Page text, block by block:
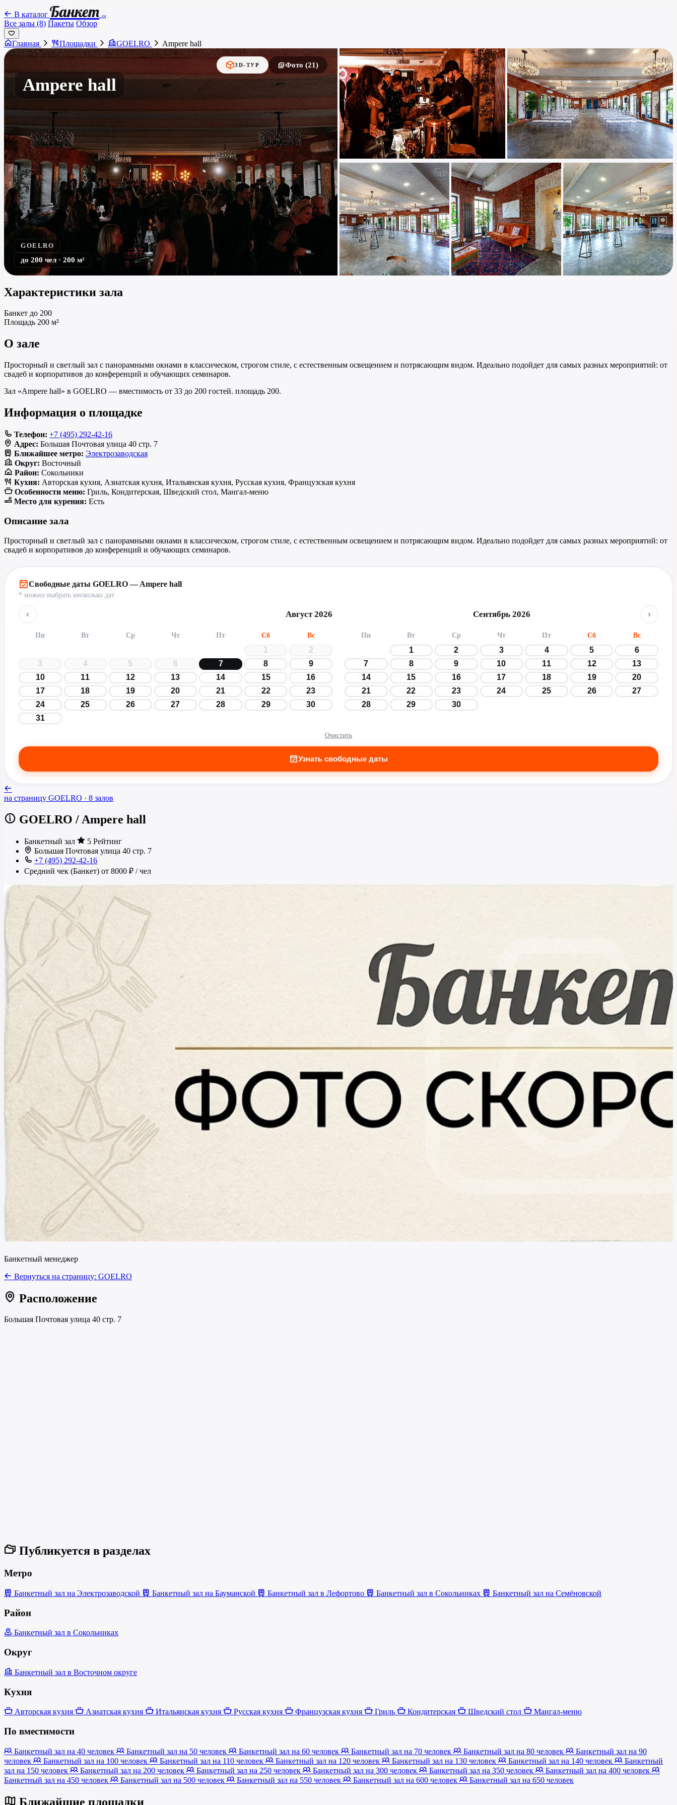
В каталог Банкет .ru
Все залы (8) Пакеты Обзор
Главная Площадки GOELRO Ampere hall
Ampere hall
3D-ТУР Фото (21)
GOELRO
до 200 чел · 200 м²
Характеристики зала
Банкет до 200
Площадь 200 м²
О зале
Просторный и светлый зал с панорамными окнами в классическом, строгом стиле, с естественным освещением и потрясающим видом. Идеально подойдет для самых разных мероприятий: от
свадеб и корпоративов до конференций и обучающих семинаров.
Зал «Ampere hall» в GOELRO — вместимость от 33 до 200 гостей. площадь 200.
Информация о площадке
Телефон: +7 (495) 292-42-16
Адрес: Большая Почтовая улица 40 стр. 7
Ближайшее метро: Электрозаводская
Округ: Восточный
Район: Сокольники
Кухня: Авторская кухня, Азиатская кухня, Итальянская кухня, Русская кухня, Французская кухня
Особенности меню: Гриль, Кондитерская, Шведский стол, Мангал-меню
Место для курения: Есть
Описание зала
Просторный и светлый зал с панорамными окнами в классическом, строгом стиле, с естественным освещением и потрясающим видом. Идеально подойдет для самых разных мероприятий: от
свадеб и корпоративов до конференций и обучающих семинаров.
Свободные даты GOELRO — Ampere hall
* можно выбрать несколько дат
‹ Август 2026
Пн Вт Ср Чт Пт Сб Вс
1
2
3
4 5 6 7 8
9
10
11 12 13 14 15
16
17
18 19 20 21 22
23
24
25 26 27 28 29
30
31
Сентябрь 2026 ›
Пн Вт Ср Чт Пт Сб Вс
1 2 3 4 5
6
7
8 9 10 11 12
13
14
15 16 17 18 19
20
21
22 23 24 25 26
27
28
29 30
Очистить
Узнать свободные даты
на страницу GOELRO · 8 залов
GOELRO /Ampere hall
Банкетный зал
5 Рейтинг
Большая Почтовая улица 40 стр. 7
+7 (495) 292-42-16
Средний чек (Банкет) от 8000 ₽ / чел
Банкетный менеджер
Вернуться на страницу: GOELRO
Расположение
Большая Почтовая улица 40 стр. 7
Публикуется в разделах
Метро
Банкетный зал на Электрозаводской Банкетный зал на Бауманской Банкетный зал в Лефортово Банкетный зал в Сокольниках Банкетный зал на Семёновской
Район
Банкетный зал в Сокольниках
Округ
Банкетный зал в Восточном округе
Кухня
Авторская кухня Азиатская кухня Итальянская кухня Русская кухня Французская кухня Гриль Кондитерская Шведский стол Мангал-меню
По вместимости
Банкетный зал на 40 человек Банкетный зал на 50 человек Банкетный зал на 60 человек Банкетный зал на 70 человек Банкетный зал на 80 человек
Банкетный зал на 90
человек
Банкетный зал на 100 человек Банкетный зал на 110 человек Банкетный зал на 120 человек Банкетный зал на 130 человек Банкетный зал на 140 человек
Банкетный
зал на 150 человек
Банкетный зал на 200 человек Банкетный зал на 250 человек Банкетный зал на 300 человек Банкетный зал на 350 человек
Банкетный зал на 400 человек
Банкетный зал на 450 человек
Банкетный зал на 500 человек Банкетный зал на 550 человек Банкетный зал на 600 человек Банкетный зал на 650 человек
Ближайшие площадки